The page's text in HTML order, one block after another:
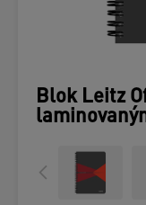
Blok Leitz